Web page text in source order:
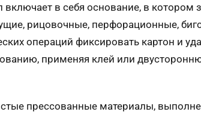
в себя основание, в котором
рицовочные, перфорационные,
операций фиксировать картон и
применяя клей или
прессованные материалы,